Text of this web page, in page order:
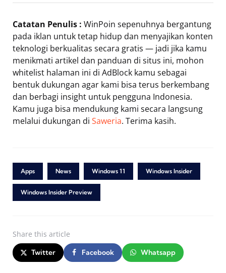
Catatan Penulis : WinPoin sepenuhnya bergantung
pada iklan untuk tetap hidup dan menyajikan konten
teknologi berkualitas secara gratis — jadi jika kamu
menikmati artikel dan panduan di situs ini, mohon
whitelist halaman ini di AdBlock kamu sebagai
bentuk dukungan agar kami bisa terus berkembang
dan berbagi insight untuk pengguna Indonesia.
Kamu juga bisa mendukung kami secara langsung
melalui dukungan di Saweria. Terima kasih.
Apps News Windows 11 Windows Insider
Windows Insider Preview
Share this article
Twitter Facebook Whatsapp